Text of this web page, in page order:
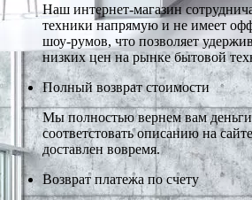
Наш интернет-магазин
техники напрямую и не имеет
шоу-румов, что позволяет
низких цен на рынке бытовой
Полный возврат стоимости
Мы полностью вернем вам деньги
соответстовать описанию на
доставлен вовремя.
Возврат платежа по счету